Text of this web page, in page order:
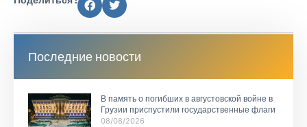
Последние новости
В память о погибших в августовской войне в
Грузии приспустили государственные флаги
08/08/2026